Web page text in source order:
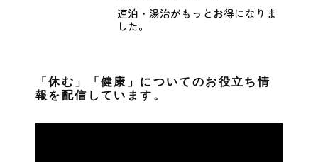
連泊・湯治がもっとお得になりま
した。
「休む」「健康」についてのお役立ち情
報を配信しています。